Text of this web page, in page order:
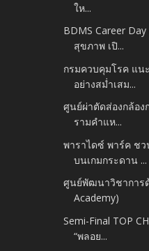
ให...
BDMS Career
สุขภาพ เปิ...
กรมควบคุมโรค แ
อย่างสม่ำเสม...
ศูนย์ผ่าตัดส่องกล้อง
รามคำแห...
พาราไดซ์ พาร์ค ช
บนเกมกระดาน ...
ศูนย์พัฒนาวิชาการ
Academy)
Semi-Final TOP
“พลอย...